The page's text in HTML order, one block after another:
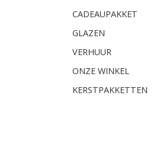
CADEAUPAKKET
GLAZEN
VERHUUR
ONZE WINKEL
KERSTPAKKETTEN